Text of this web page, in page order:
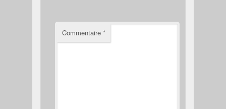
Commentaire *